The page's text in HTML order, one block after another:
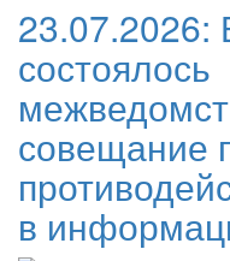
23.07.2026:
состоялось
совещание
в